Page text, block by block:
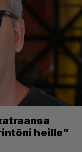
heille”